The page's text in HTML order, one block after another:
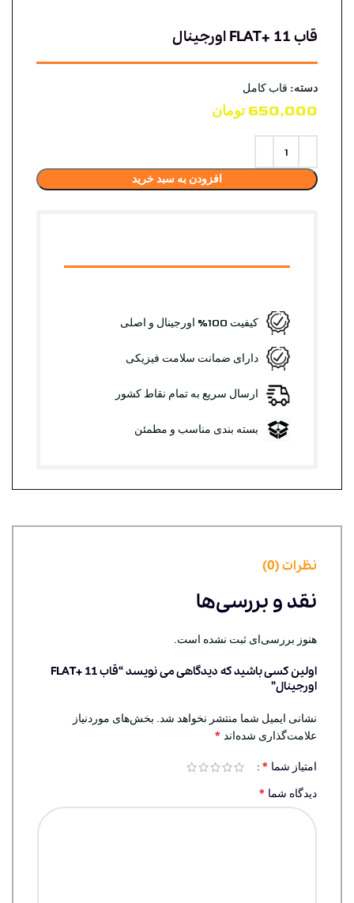
قاب 11 +FLAT اورجینال
دسته: قاب کامل
650,000 تومان
افزودن به سبد خرید
کیفیت 100% اورجینال و اصلی
دارای ضمانت سلامت فیزیکی
ارسال سریع به تمام نقاط کشور
بسته بندی مناسب و مطمئن
نظرات (0)
نقد و بررسی‌ها
هنوز بررسی‌ای ثبت نشده است.
اولین کسی باشید که دیدگاهی می نویسد “قاب 11 +FLAT
اورجینال”
نشانی ایمیل شما منتشر نخواهد شد. بخش‌های موردنیاز
علامت‌گذاری شده‌اند *
امتیاز شما *
دیدگاه شما *